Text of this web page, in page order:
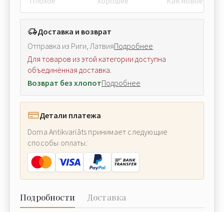
Доставка и возврат
Отправка из Риги, ЛатвияПодробнее
Для товаров из этой категории доступна
объединённая доставка.
Возврат без хлопотПодробнее
Детали платежа
Doma Antikvariāts принимает следующие
способы оплаты:
Подробности Доставка